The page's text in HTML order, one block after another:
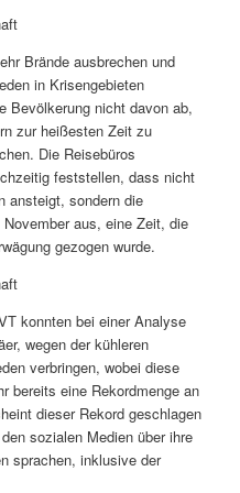
Brände ausbrechen und
in Krisengebieten
Bevölkerung nicht davon ab,
zur heißesten Zeit zu
Die Reisebüros
feststellen, dass nicht
ansteigt, sondern die
aus, eine Zeit, die
gezogen wurde.
konnten bei einer Analyse
wegen der kühleren
verbringen, wobei diese
bereits eine Rekordmenge an
dieser Rekord geschlagen
sozialen Medien über ihre
sprachen, inklusive der